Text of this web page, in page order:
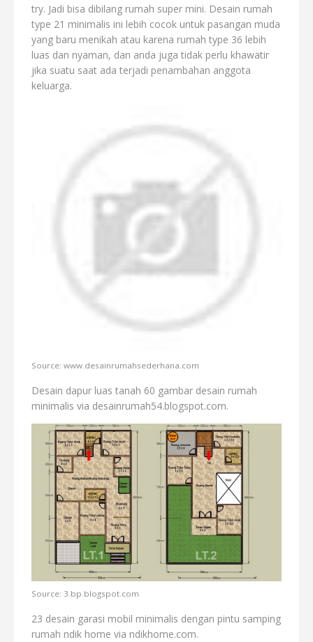
try. Jadi bisa dibilang rumah super mini. Desain rumah
type 21 minimalis ini lebih cocok untuk pasangan muda
yang baru menikah atau karena rumah type 36 lebih
luas dan nyaman, dan anda juga tidak perlu khawatir
jika suatu saat ada terjadi penambahan anggota
keluarga.
Source: www.desainrumahsederhana.com
Desain dapur luas tanah 60 gambar desain rumah
minimalis via desainrumah54.blogspot.com.
Source: 3.bp.blogspot.com
23 desain garasi mobil minimalis dengan pintu samping
rumah ndik home via ndikhome.com.